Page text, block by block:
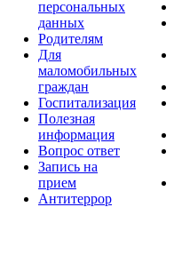
персональных
данных
Родителям
Для
маломобильных
граждан
Госпитализация
Полезная
информация
Вопрос ответ
Запись на
прием
Антитеррор